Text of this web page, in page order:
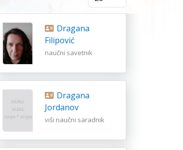
Filipović
naučni savetnik
Jordanov
viši naučni saradnik